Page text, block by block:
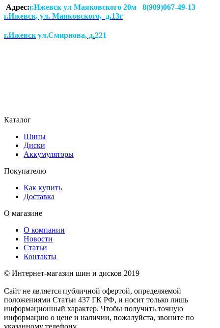
Адрес:г.Ижевск ул Маяковского 20м 8(909)067-49-13
г.Ижевск, ул. Маяковского, д.13г
г.Ижевскул.Смирнова, д.221
Каталог
Шины
Диски
Аккумуляторы
Покупателю
Как купить
Доставка
О магазине
О компании
Новости
Статьи
Контакты
© Интернет-магазин шин и дисков 2019
Сайт не является публичной офертой, определяемой
положениями Статьи 437 ГК РФ, и носит только лишь
информационный характер. Чтобы получить точную
информацию о цене и наличии, пожалуйста, звоните по